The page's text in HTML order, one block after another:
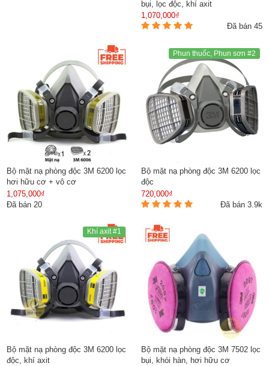
bụi, lọc độc, khí axit
1,070,000₫
Đã bán 45
Bộ mặt nạ phòng độc 3M 6200 lọc
hơi hữu cơ + vô cơ
1,075,000₫
Đã bán 20
Phun thuốc, Phun sơn #2
Bộ mặt nạ phòng độc 3M 6200 lọc
độc
720,000₫
Đã bán 3.9k
Khí axit #1
Bộ mặt nạ phòng độc 3M 6200 lọc
độc, khí axit
Bộ mặt nạ phòng độc 3M 7502 lọc
bụi, khói hàn, hơi hữu cơ